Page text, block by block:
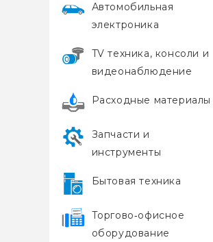
Автомобильная
электроника
TV техника, консоли и
видеонаблюдение
Расходные материалы
Запчасти и
инструменты
Бытовая техника
Торгово‑офисное
оборудование